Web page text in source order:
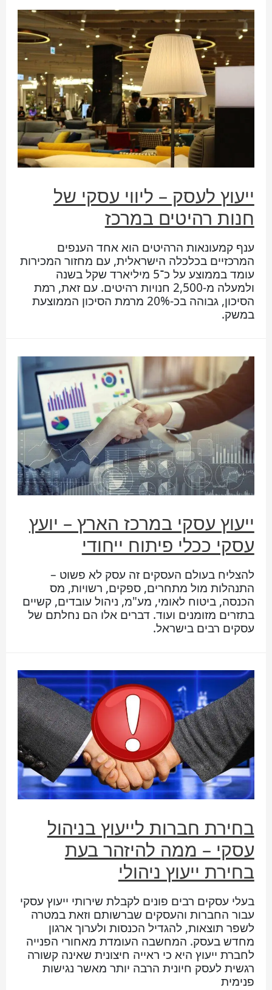
ייעוץ לעסק – ליווי עסקי של
חנות רהיטים במרכז
ענף קמעונאות הרהיטים הוא אחד הענפים
המרכזיים בכלכלה הישראלית, עם מחזור המכירות
עומד בממוצע על כ־5 מיליארד שקל בשנה
ולמעלה מ-2,500 חנויות רהיטים. עם זאת, רמת
הסיכון, גבוהה בכ-20% מרמת הסיכון הממוצעת
במשק.
ייעוץ עסקי במרכז הארץ – יועץ
עסקי ככלי פיתוח ייחודי
להצליח בעולם העסקים זה עסק לא פשוט –
התנהלות מול מתחרים, ספקים, רשויות, מס
הכנסה, ביטוח לאומי, מע"מ, ניהול עובדים, קשיים
בתזרים מזומנים ועוד. דברים אלו הם נחלתם של
עסקים רבים בישראל.
בחירת חברות לייעוץ בניהול
עסקי – ממה להיזהר בעת
בחירת ייעוץ ניהולי
בעלי עסקים רבים פונים לקבלת שירותי ייעוץ עסקי
עבור החברות והעסקים שברשותם וזאת במטרה
לשפר תוצאות, להגדיל הכנסות ולערוך ארגון
מחדש בעסק. המחשבה העומדת מאחורי הפנייה
לחברת ייעוץ היא כי ראייה חיצונית שאינה קשורה
רגשית לעסק חיונית הרבה יותר מאשר נגישות
פנימית